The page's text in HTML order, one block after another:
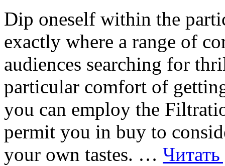
Dip oneself within the
exactly where a range of
audiences searching for
particular comfort of
you can employ the
permit you in buy to
your own tastes. …